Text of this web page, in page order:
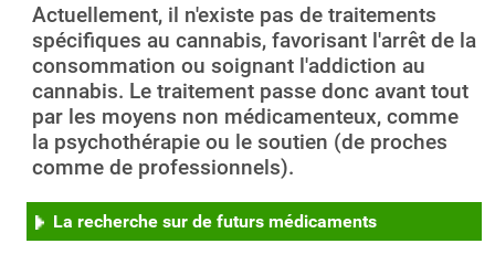
Actuellement, il n'existe pas de traitements
spécifiques au cannabis, favorisant l'arrêt de la
consommation ou soignant l'addiction au
cannabis. Le traitement passe donc avant tout
par les moyens non médicamenteux, comme
la psychothérapie ou le soutien (de proches
comme de professionnels).
La recherche sur de futurs médicaments